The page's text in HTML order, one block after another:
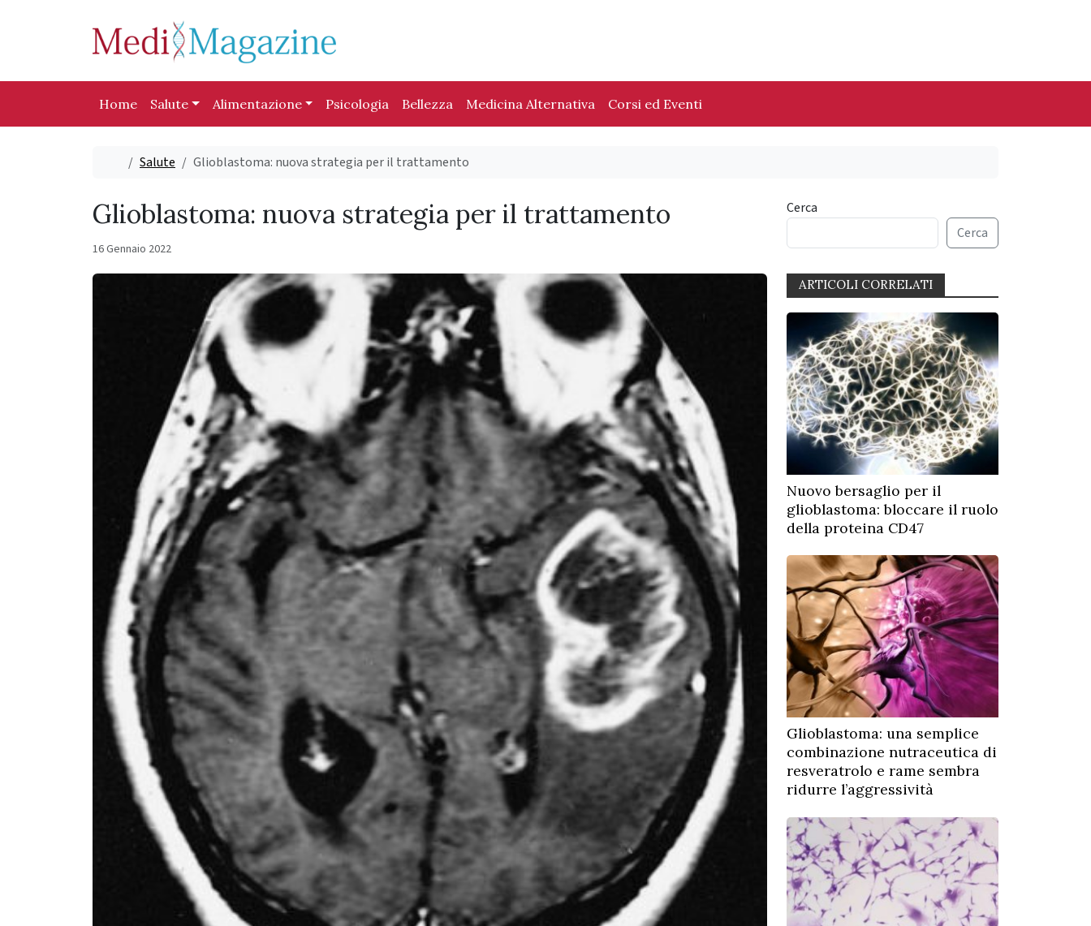
Home Salute Alimentazione Psicologia Bellezza Medicina Alternativa Corsi ed Eventi
Home
Salute Glioblastoma: nuova strategia per il trattamento
Glioblastoma: nuova strategia per il trattamento
16 Gennaio 2022
Cerca
Cerca
ARTICOLI CORRELATI
Nuovo bersaglio per il
glioblastoma: bloccare il ruolo
della proteina CD47
Glioblastoma: una semplice
combinazione nutraceutica di
resveratrolo e rame sembra
ridurre l’aggressività